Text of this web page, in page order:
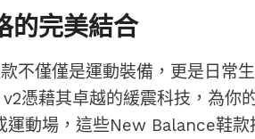
的完美結合
不僅僅是運動裝備，更是日常
憑藉其卓越的緩震科技，為你
運動場，這些New Balance鞋